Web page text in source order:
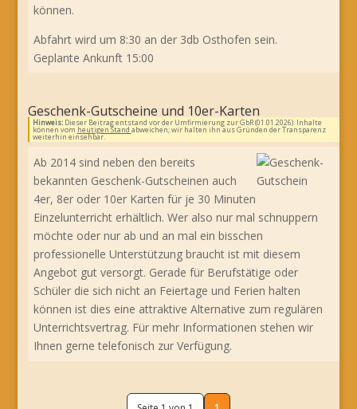
können.
Abfahrt wird um 8:30 an der 3db Osthofen sein.
Geplante Ankunft 15:00
Geschenk-Gutscheine und 10er-Karten
Hinweis:Dieser Beitrag entstand vor der Umfirmierung zur GbR (01.01.2026). Inhalte
können vom heutigen Stand abweichen; wir halten ihn aus Gründen der Transparenz
weiterhin einsehbar.
Ab 2014 sind neben den bereits
bekannten Geschenk-Gutscheinen auch
4er, 8er oder 10er Karten für je 30 Minuten
Einzelunterricht erhältlich. Wer also nur mal schnuppern
möchte oder nur ab und an mal ein bisschen
professionelle Unterstützung braucht ist mit diesem
Angebot gut versorgt. Gerade für Berufstätige oder
Schüler die sich nicht an Feiertage und Ferien halten
können ist dies eine attraktive Alternative zum regulären
Unterrichtsvertrag. Für mehr Informationen stehen wir
Ihnen gerne telefonisch zur Verfügung.